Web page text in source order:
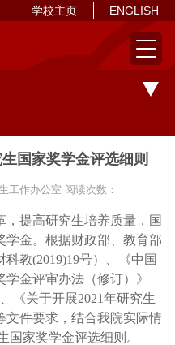
ENGLISH
学校主页
国家奖学金评选细则
工作办公室 阅读次数：
提高研究生培养质量，国
学金。根据财政部、教育部
科教(2019)19号）、《中国
金评审办法（修订）》
《关于开展2021年研究生
文件要求 ，结合我院实际情
国家奖学金评选细则。